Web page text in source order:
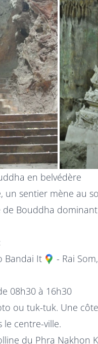
en belvédère
un sentier mène au
Bouddha
Bandai It
- Rai
08h30 à 16h30
ou tuk-tuk. Une
le centre-ville.
du Phra Nakhon